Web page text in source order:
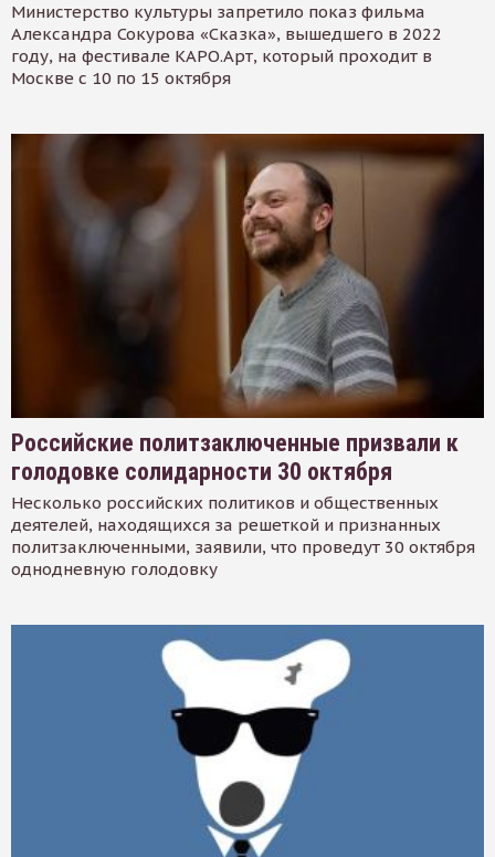
Министерство культуры запретило показ фильма
Александра Сокурова «Сказка», вышедшего в 2022
году, на фестивале КАРО.Арт, который проходит в
Москве с 10 по 15 октября
Российские политзаключенные призвали к
голодовке солидарности 30 октября
Несколько российских политиков и общественных
деятелей, находящихся за решеткой и признанных
политзаключенными, заявили, что проведут 30 октября
однодневную голодовку